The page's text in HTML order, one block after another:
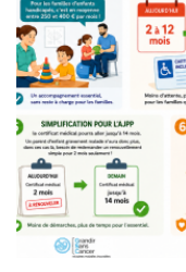
18
juin
2022
Oise